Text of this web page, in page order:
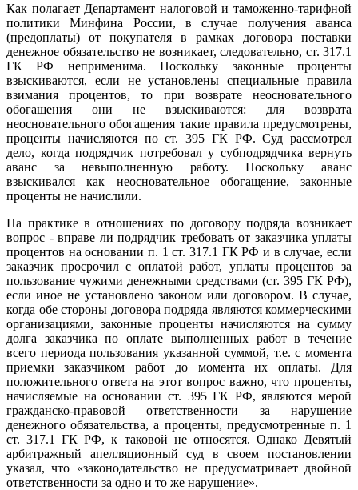
Как полагает Департамент налоговой и таможенно-тарифной
политики Минфина России, в случае получения аванса
(предоплаты) от покупателя в рамках договора поставки
денежное обязательство не возникает, следовательно, ст. 317.1
ГК РФ неприменима. Поскольку законные проценты
взыскиваются, если не установлены специальные правила
взимания процентов, то при возврате неосновательного
обогащения они не взыскиваются: для возврата
неосновательного обогащения такие правила предусмотрены,
проценты начисляются по ст. 395 ГК РФ. Суд рассмотрел
дело, когда подрядчик потребовал у субподрядчика вернуть
аванс за невыполненную работу. Поскольку аванс
взыскивался как неосновательное обогащение, законные
проценты не начислили.
На практике в отношениях по договору подряда возникает
вопрос - вправе ли подрядчик требовать от заказчика уплаты
процентов на основании п. 1 ст. 317.1 ГК РФ и в случае, если
заказчик просрочил с оплатой работ, уплаты процентов за
пользование чужими денежными средствами (ст. 395 ГК РФ),
если иное не установлено законом или договором. В случае,
когда обе стороны договора подряда являются коммерческими
организациями, законные проценты начисляются на сумму
долга заказчика по оплате выполненных работ в течение
всего периода пользования указанной суммой, т.е. с момента
приемки заказчиком работ до момента их оплаты. Для
положительного ответа на этот вопрос важно, что проценты,
начисляемые на основании ст. 395 ГК РФ, являются мерой
гражданско-правовой ответственности за нарушение
денежного обязательства, а проценты, предусмотренные п. 1
ст. 317.1 ГК РФ, к таковой не относятся. Однако Девятый
арбитражный апелляционный суд в своем постановлении
указал, что «законодательство не предусматривает двойной
ответственности за одно и то же нарушение».